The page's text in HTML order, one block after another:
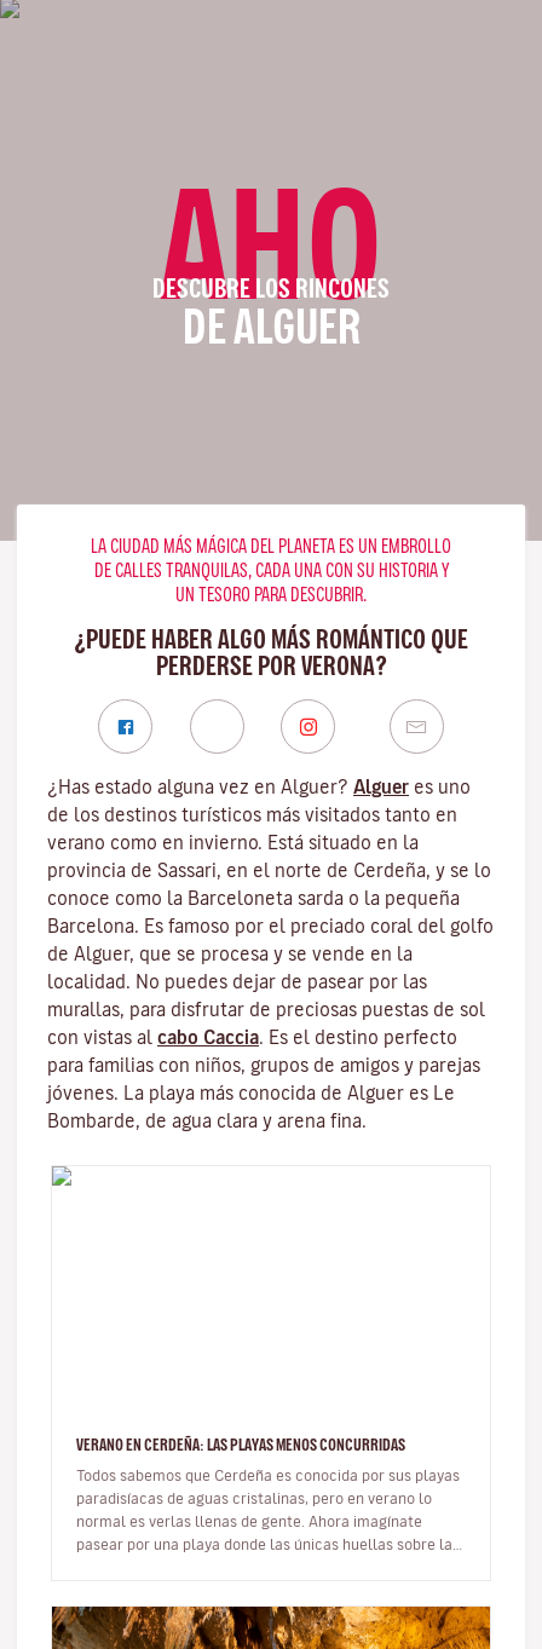
AHO
DESCUBRE LOS RINCONES
DE ALGUER
LA CIUDAD MÁS MÁGICA DEL PLANETA ES UN EMBROLLO
DE CALLES TRANQUILAS, CADA UNA CON SU HISTORIA Y
UN TESORO PARA DESCUBRIR.
¿PUEDE HABER ALGO MÁS ROMÁNTICO QUE
PERDERSE POR VERONA?
¿Has estado alguna vez en Alguer? Alguer es uno
de los destinos turísticos más visitados tanto en
verano como en invierno. Está situado en la
provincia de Sassari, en el norte de Cerdeña, y se lo
conoce como la Barceloneta sarda o la pequeña
Barcelona. Es famoso por el preciado coral del golfo
de Alguer, que se procesa y se vende en la
localidad. No puedes dejar de pasear por las
murallas, para disfrutar de preciosas puestas de sol
con vistas al cabo Caccia. Es el destino perfecto
para familias con niños, grupos de amigos y parejas
jóvenes. La playa más conocida de Alguer es Le
Bombarde, de agua clara y arena fina.
VERANO EN CERDEÑA: LAS PLAYAS MENOS CONCURRIDAS
Todos sabemos que Cerdeña es conocida por sus playas
paradisíacas de aguas cristalinas, pero en verano lo
normal es verlas llenas de gente. Ahora imagínate
pasear por una playa donde las únicas huellas sobre la